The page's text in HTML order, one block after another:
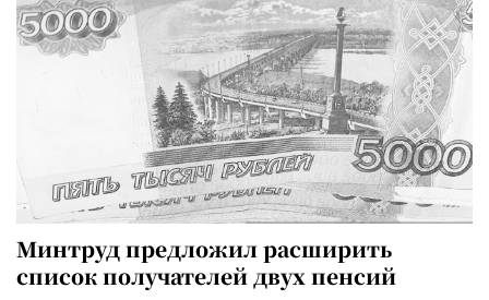
Минтруд предложил расширить
список получателей двух пенсий